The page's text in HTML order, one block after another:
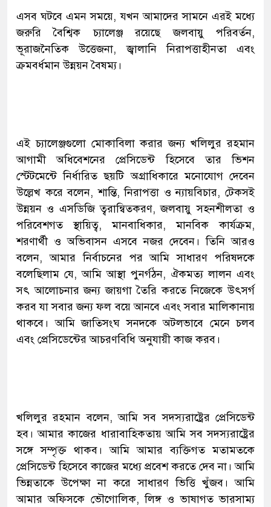
এসব ঘটবে এমন সময়ে, যখন আমাদের সামনে এরই মধ্যে
জরুরি বৈশ্বিক চ্যালেঞ্জ রয়েছে জলবায়ু পরিবর্তন,
ভূরাজনৈতিক উত্তেজনা, জ্বালানি নিরাপত্তাহীনতা এবং
ক্রমবর্ধমান উন্নয়ন বৈষম্য।
এই চ্যালেঞ্জগুলো মোকাবিলা করার জন্য খলিলুর রহমান
আগামী অধিবেশনের প্রেসিডেন্ট হিসেবে তার ভিশন
স্টেটমেন্টে নির্ধারিত ছয়টি অগ্রাধিকারে মনোযোগ দেবেন
উল্লেখ করে বলেন, শান্তি, নিরাপত্তা ও ন্যায়বিচার, টেকসই
উন্নয়ন ও এসডিজি ত্বরান্বিতকরণ, জলবায়ু সহনশীলতা ও
পরিবেশগত স্থায়িত্ব, মানবাধিকার, মানবিক কার্যক্রম,
শরণার্থী ও অভিবাসন এসবে নজর দেবেন। তিনি আরও
বলেন, আমার নির্বাচনের পর আমি সাধারণ পরিষদকে
বলেছিলাম যে, আমি আস্থা পুনর্গঠন, ঐকমত্য লালন এবং
সৎ আলোচনার জন্য জায়গা তৈরি করতে নিজেকে উৎসর্গ
করব যা সবার জন্য ফল বয়ে আনবে এবং সবার মালিকানায়
থাকবে। আমি জাতিসংঘ সনদকে অটলভাবে মেনে চলব
এবং প্রেসিডেন্টের আচরণবিধি অনুযায়ী কাজ করব।
খলিলুর রহমান বলেন, আমি সব সদস্যরাষ্ট্রের প্রেসিডেন্ট
হব। আমার কাজের ধারাবাহিকতায় আমি সব সদস্যরাষ্ট্রের
সঙ্গে সম্পৃক্ত থাকব। আমি আমার ব্যক্তিগত মতামতকে
প্রেসিডেন্ট হিসেবে কাজের মধ্যে প্রবেশ করতে দেব না। আমি
ভিন্নতাকে উপেক্ষা না করে সাধারণ ভিত্তি খুঁজব। আমি
আমার অফিসকে ভৌগোলিক, লিঙ্গ ও ভাষাগত ভারসাম্য